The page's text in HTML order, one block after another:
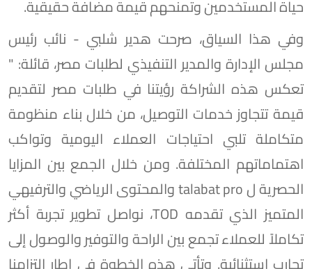
حياة المستخدمين وتمنحهم قيمة مضافة حقيقية.
وفي هذا السياق، صرحت هدير شلبي - نائب رئيس
مجلس الإدارة والمدير التنفيذي لطلبات مصر، قائلة: "
تعكس هذه الشراكة رؤيتنا في طلبات مصر لتقديم
قيمة تتجاوز خدمات التوصيل، من خلال بناء منظومة
متكاملة تلبي احتياجات العملاء اليومية وتواكب
اهتماماتهم المختلفة. ومن خلال الجمع بين المزايا
الحصرية ل talabat pro والمحتوى الرياضي والترفيهي
المتميز الذي تقدمه TOD، نواصل تطوير تجربة أكثر
تكاملاً للعملاء تجمع بين الراحة والتوفير والوصول إلى
تجارب استثنائية. وتأتي هذه الخطوة في إطار التزامنا